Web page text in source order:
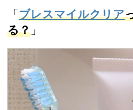
「ブレスマイルクリア
る？ 」